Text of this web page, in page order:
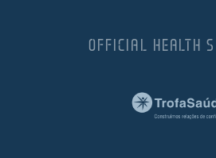
OFFICIAL HEALTH